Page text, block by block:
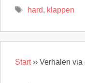
Tags
hard, klappen
Start›› Verhalen via